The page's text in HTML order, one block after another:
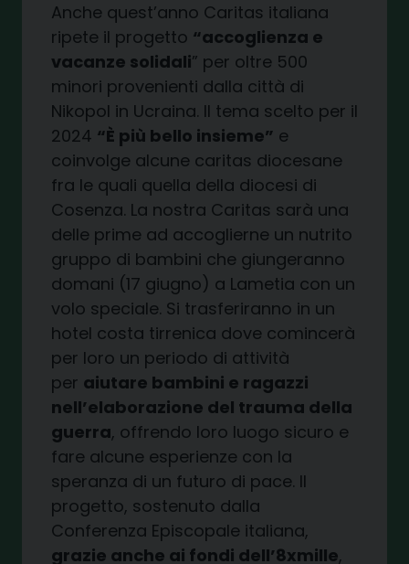
Anche quest’anno Caritas italiana
ripete il progetto “accoglienza e
vacanze solidali” per oltre 500
minori provenienti dalla città di
Nikopol in Ucraina. Il tema scelto per il
2024 “È più bello insieme” e
coinvolge alcune caritas diocesane
fra le quali quella della diocesi di
Cosenza. La nostra Caritas sarà una
delle prime ad accoglierne un nutrito
gruppo di bambini che giungeranno
domani (17 giugno) a Lametia con un
volo speciale. Si trasferiranno in un
hotel costa tirrenica dove comincerà
per loro un periodo di attività
per aiutare bambini e ragazzi
nell’elaborazione del trauma della
guerra, offrendo loro luogo sicuro e
fare alcune esperienze con la
speranza di un futuro di pace. Il
progetto, sostenuto dalla
Conferenza Episcopale italiana,
grazie anche ai fondi dell’8xmille,